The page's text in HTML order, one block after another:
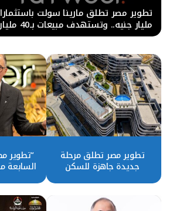
مليار جنيه..
ضمن مشروع SALT
تطوير مصر تطلق مرحلة
جديدة جاهزة للسكن
“تطوير
السابعة